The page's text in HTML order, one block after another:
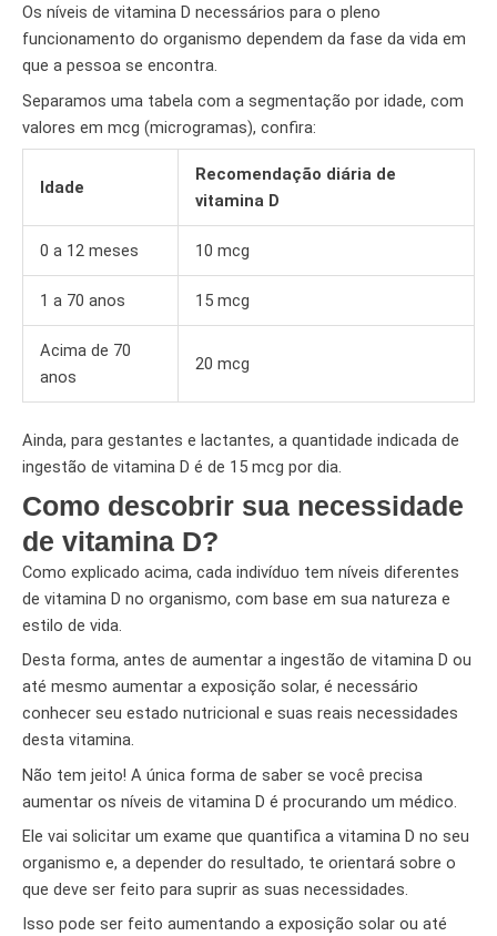
Os níveis de vitamina D necessários para o pleno
funcionamento do organismo dependem da fase da vida em
que a pessoa se encontra.
Separamos uma tabela com a segmentação por idade, com
valores em mcg (microgramas), confira:
Idade
Recomendação diária de
vitamina D
0 a 12 meses 10 mcg
1 a 70 anos 15 mcg
Acima de 70
anos
20 mcg
Ainda, para gestantes e lactantes, a quantidade indicada de
ingestão de vitamina D é de 15 mcg por dia.
Como descobrir sua necessidade
de vitamina D?
Como explicado acima, cada indivíduo tem níveis diferentes
de vitamina D no organismo, com base em sua natureza e
estilo de vida.
Desta forma, antes de aumentar a ingestão de vitamina D ou
até mesmo aumentar a exposição solar, é necessário
conhecer seu estado nutricional e suas reais necessidades
desta vitamina.
Não tem jeito! A única forma de saber se você precisa
aumentar os níveis de vitamina D é procurando um médico.
Ele vai solicitar um exame que quantifica a vitamina D no seu
organismo e, a depender do resultado, te orientará sobre o
que deve ser feito para suprir as suas necessidades.
Isso pode ser feito aumentando a exposição solar ou até